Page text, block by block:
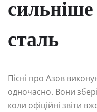
сильніше
сталь
Пісні про Азов
одночасно. Вони
коли офіційні звіти